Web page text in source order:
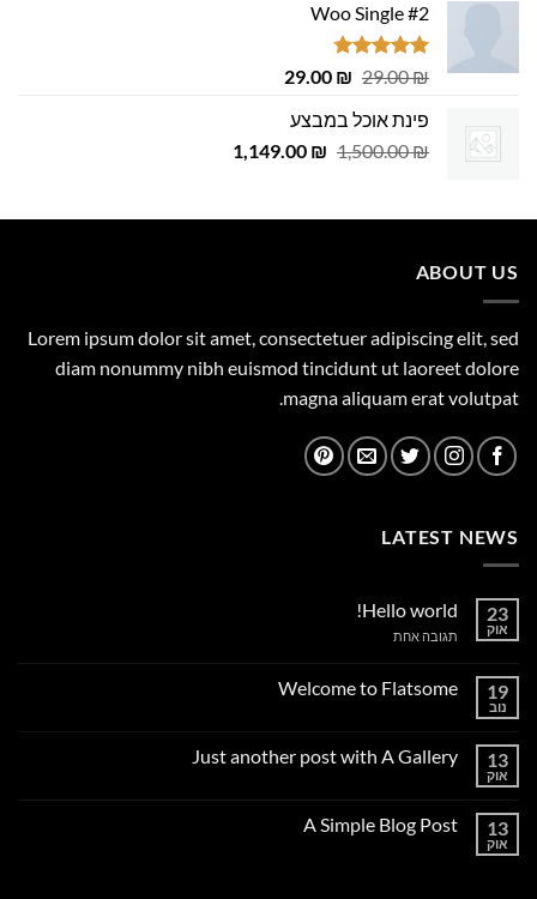
Woo Single #2
דורג4.75
29.00₪
המחיר
היה:
29.00 ₪.
29.00 ₪
המחיר
29.00 ₪.
פינת אוכל במבצע
1,500.00₪
המחיר
1,500.00 ₪.
1,149.00 ₪
המחיר
1,149.00 ₪.
ABOUT US
Lorem ipsum dolor sit amet, consectetuer adipiscing elit, sed
diam nonummy nibh euismod tincidunt ut laoreet dolore
magna aliquam erat volutpat.
LATEST NEWS
23
אוק
Hello world!
תגובה אחתעל
19
נוב
Welcome to Flatsome
Welcome
13
אוק
Just another post with A Gallery
Just
13
אוק
A Simple Blog Post